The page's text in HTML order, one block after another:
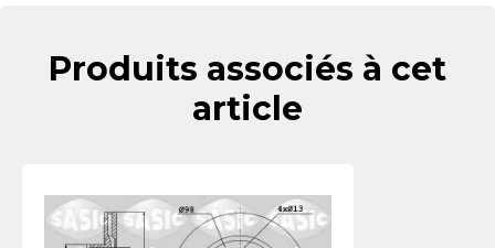
Produits associés à cet
article